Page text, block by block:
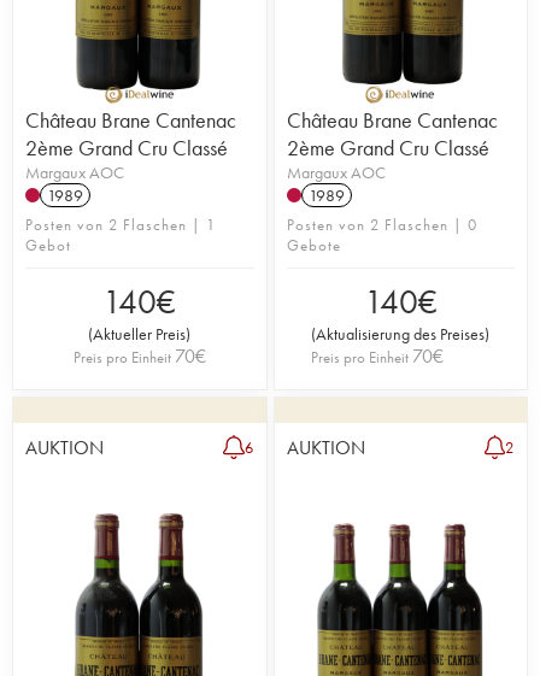
Château Brane Cantenac
2ème Grand Cru Classé
Margaux AOC
1989
Posten von 2 Flaschen | 1
Gebot
140€
(Aktueller Preis)
Preis pro Einheit 70€
Château Brane Cantenac
2ème Grand Cru Classé
Margaux AOC
1989
Posten von 2 Flaschen | 0
Gebote
140€
(Aktualisierung des Preises)
Preis pro Einheit 70€
AUKTION 6 AUKTION 2